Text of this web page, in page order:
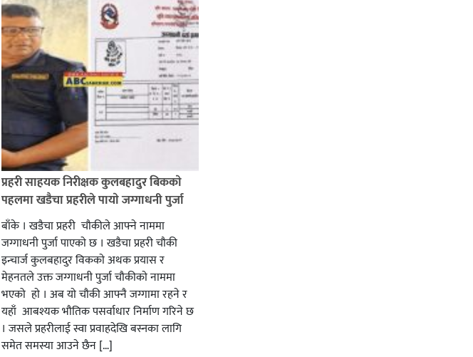
प्रहरी साहयक निरीक्षक कुलबहादुर बिककाे
पहलमा खडैचा प्रहरीले पायाे जग्गाधनी पुर्जा
बाँके । खडैचा प्रहरी चाैकीले आफ्ने नाममा
जग्गाधनी पुर्जा पाएकाे छ । खडैचा प्रहरी चाैकी
इन्चार्ज कुलबहादुर विककाे अथक प्रयास र
मेहनतले उक्त जग्गाधनी पुर्जा चाैकीकाे नाममा
भएको हाे । अब याे चाैकी आफ्नै जग्गामा रहने र
यहाँ आबश्यक भाैतिक पसर्वाधार निर्माण गरिने छ
। जसले प्रहरीलाई स्वा प्रवाहदेखि बस्नका लागि
समेत समस्या आउने छैन […]